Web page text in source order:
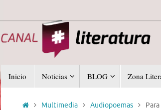
al
contenido
Inicio Noticias BLOG Zona
InicioMultimedia Audiopoemas